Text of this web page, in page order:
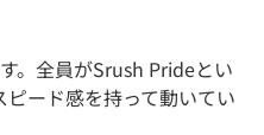
。全員がSrush Prideとい
ード感を持って動いてい